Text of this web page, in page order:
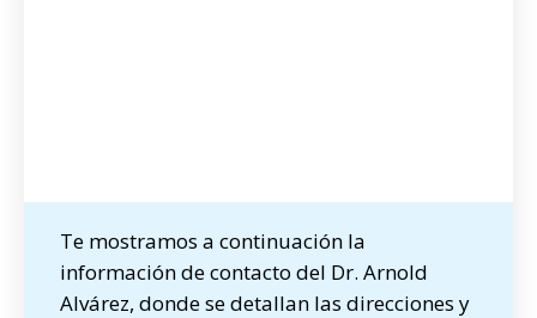
Te mostramos a continuación la
información de contacto del Dr. Arnold
Alvárez, donde se detallan las direcciones y